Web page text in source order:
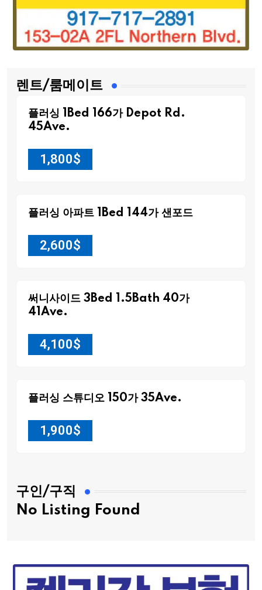
렌트/룸메이트
플러싱 1Bed 166가 Depot Rd.
45Ave.
1,800$
플러싱 아파트 1Bed 144가 샌포드
2,600$
써니사이드 3Bed 1.5Bath 40가
41Ave.
4,100$
플러싱 스튜디오 150가 35Ave.
1,900$
구인/구직
No Listing Found